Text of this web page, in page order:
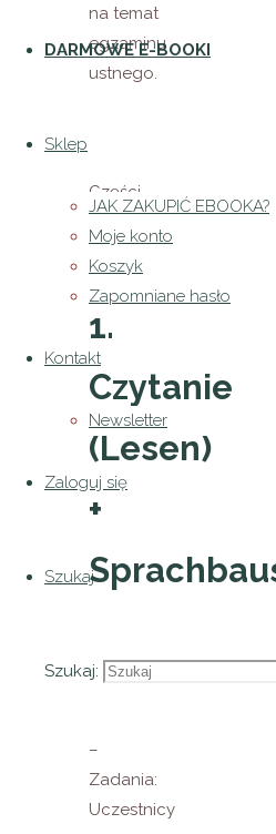
DARMOWE E-BOOKI
Sklep
JAK ZAKUPIĆ EBOOKA?
Moje konto
Koszyk
Zapomniane hasło
Kontakt
Newsletter
Zaloguj się
Szukaj
Szukaj:
na temat
egzaminu
ustnego.
Części
telc B1:
1.
Czytanie
(Lesen)
+
trwania:
–
Zadania:
Uczestnicy